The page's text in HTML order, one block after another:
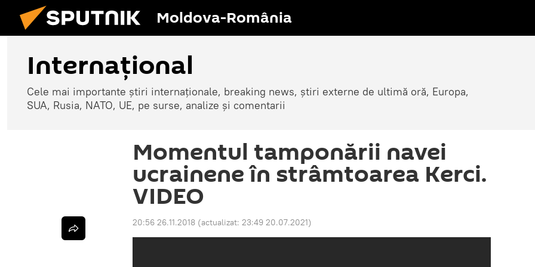
Moldova-România
Internaţional
Cele mai importante știri internaționale, breaking news, știri externe de ultimă oră, Europa,
SUA, Rusia, NATO, UE, pe surse, analize și comentarii
Momentul tamponării navei
ucrainene în strâmtoarea Kerci.
VIDEO
20:56 26.11.2018 (actualizat: 23:49 20.07.2021)